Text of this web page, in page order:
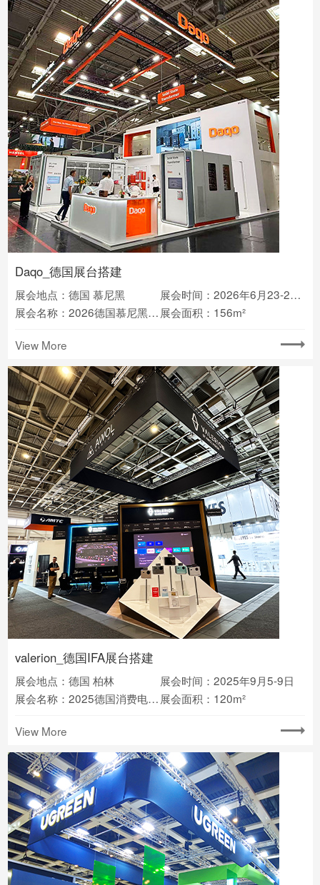
Daqo_德国展台搭建
展会地点：德国 慕尼黑
展会时间：2026年6月23-25日
展会名称：2026德国慕尼黑光伏储能展览会intersolar 展会面积：156m²
View More
valerion_德国IFA展台搭建
展会地点：德国 柏林
展会时间：2025年9月5-9日
展会名称：2025德国消费电子展IFA 展会面积：120m²
View More